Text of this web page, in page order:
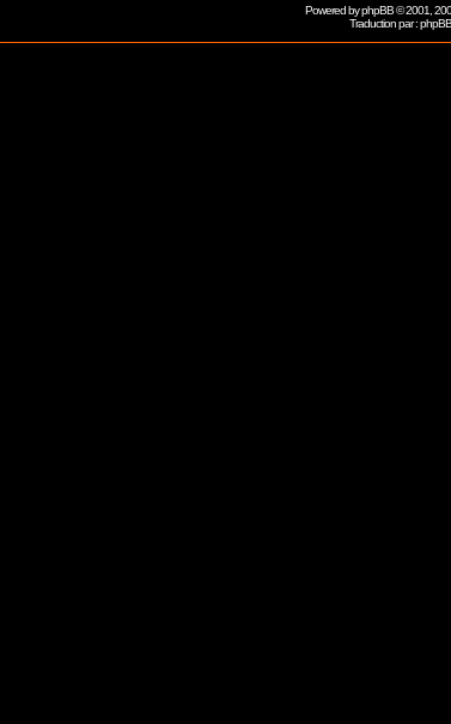
Powered byphpBB© 2001,
Traduction par :